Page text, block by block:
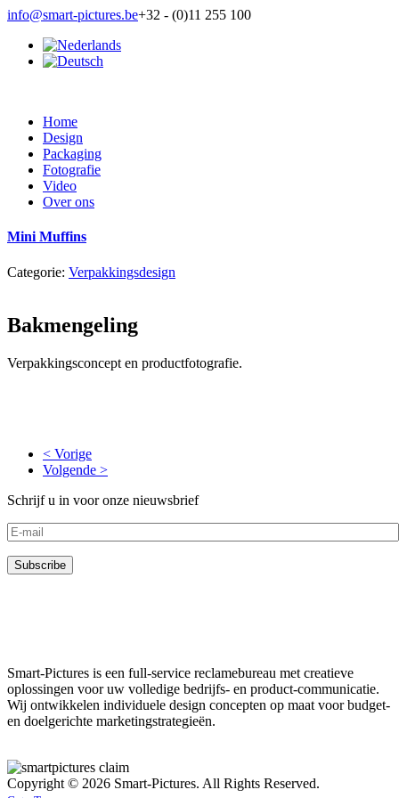
info@smart-pictures.be+32 - (0)11 255 100
Home
Design
Packaging
Fotografie
Video
Over ons
Mini Muffins
Categorie: Verpakkingsdesign
Bakmengeling
Verpakkingsconcept en productfotografie.
< Vorige
Volgende >
Schrijf u in voor onze nieuwsbrief
Smart-Pictures is een full-service reclamebureau met creatieve
oplossingen voor uw volledige bedrijfs- en product-communicatie.
Wij ontwikkelen individuele design concepten op maat voor budget-
en doelgerichte marketingstrategieën.
Copyright © 2026 Smart-Pictures. All Rights Reserved.